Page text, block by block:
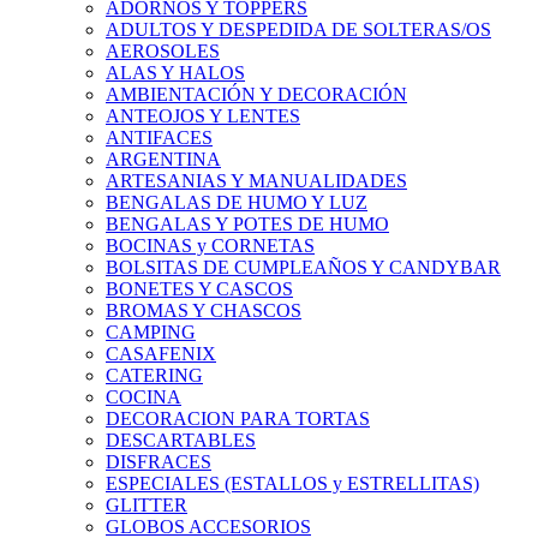
ADORNOS Y TOPPERS
ADULTOS Y DESPEDIDA DE SOLTERAS/OS
AEROSOLES
ALAS Y HALOS
AMBIENTACIÓN Y DECORACIÓN
ANTEOJOS Y LENTES
ANTIFACES
ARGENTINA
ARTESANIAS Y MANUALIDADES
BENGALAS DE HUMO Y LUZ
BENGALAS Y POTES DE HUMO
BOCINAS y CORNETAS
BOLSITAS DE CUMPLEAÑOS Y CANDYBAR
BONETES Y CASCOS
BROMAS Y CHASCOS
CAMPING
CASAFENIX
CATERING
COCINA
DECORACION PARA TORTAS
DESCARTABLES
DISFRACES
ESPECIALES (ESTALLOS y ESTRELLITAS)
GLITTER
GLOBOS ACCESORIOS